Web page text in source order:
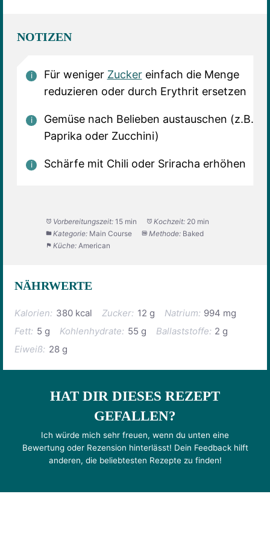
NOTIZEN
Für weniger Zuckereinfach die Menge
reduzieren oder durch Erythrit ersetzen
Gemüse nach Belieben austauschen (z.B.
Paprika oder Zucchini)
Schärfe mit Chili oder Sriracha erhöhen
Vorbereitungszeit: 15 min Kochzeit: 20 min
Kategorie: Main Course Methode: Baked
Küche: American
NÄHRWERTE
Kalorien: 380 kcal Zucker: 12 g Natrium: 994 mg
Fett: 5 g Kohlenhydrate: 55 g Ballaststoffe: 2 g
Eiweiß: 28 g
HAT DIR DIESES REZEPT
GEFALLEN?
Ich würde mich sehr freuen, wenn du unten eine
Bewertung oder Rezension hinterlässt! Dein Feedback hilft
anderen, die beliebtesten Rezepte zu finden!